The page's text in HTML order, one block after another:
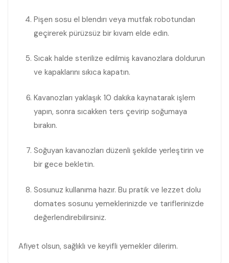
Pişen sosu el blendırı veya mutfak robotundan
geçirerek pürüzsüz bir kıvam elde edin.
Sıcak halde sterilize edilmiş kavanozlara doldurun
ve kapaklarını sıkıca kapatın.
Kavanozları yaklaşık 10 dakika kaynatarak işlem
yapın, sonra sıcakken ters çevirip soğumaya
bırakın.
Soğuyan kavanozları düzenli şekilde yerleştirin ve
bir gece bekletin.
Sosunuz kullanıma hazır. Bu pratik ve lezzet dolu
domates sosunu yemeklerinizde ve tariflerinizde
değerlendirebilirsiniz.
Afiyet olsun, sağlıklı ve keyifli yemekler dilerim.